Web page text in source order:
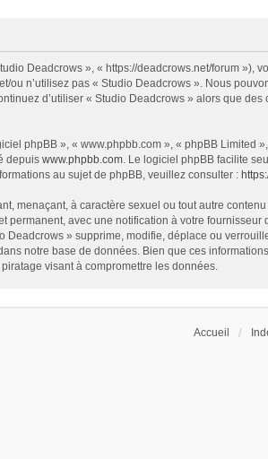
Deadcrows », « https://deadcrows.net/forum »),
n’utilisez pas « Studio Deadcrows ». Nous
d’utiliser « Studio Deadcrows » alors que
phpBB », « www.phpbb.com », « phpBB Limited
depuis www.phpbb.com. Le logiciel phpBB facilite
au sujet de phpBB, veuillez consulter :
menaçant, à caractère sexuel ou tout autre
avec une notification à votre
» supprime, modifie, déplace ou
notre base de données. Bien que ces
visant à compromettre les données.
Accueil